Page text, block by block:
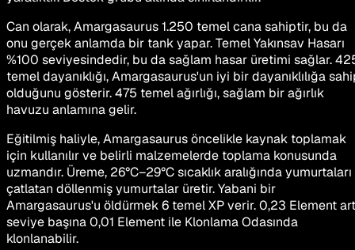
Can olarak, Amargasaurus 1.250 temel cana sahiptir, bu da
onu gerçek anlamda bir tank yapar. Temel Yakınsav Hasarı
%100 seviyesindedir, bu da sağlam hasar üretimi sağlar.
temel dayanıklığı, Amargasaurus'un iyi bir dayanıklılığa
olduğunu gösterir. 475 temel ağırlığı, sağlam bir ağırlık
havuzu anlamına gelir.
Eğitilmiş haliyle, Amargasaurus öncelikle kaynak toplamak
için kullanılır ve belirli malzemelerde toplama konusunda
uzmandır. Üreme, 26°C–29°C sıcaklık aralığında yumurtaları
çatlatan döllenmiş yumurtalar üretir. Yabani bir
Amargasaurus'u öldürmek 6 temel XP verir. 0,23 Element
seviye başına 0,01 Element ile Klonlama Odasında
klonlanabilir.